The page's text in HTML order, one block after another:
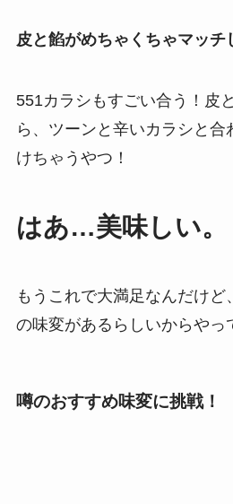
皮と餡がめちゃくちゃマッチ
551カラシもすごい合う！皮
ら、ツーンと辛いカラシと合
けちゃうやつ！
はあ…美味しい。
もうこれで大満足なんだけど
の味変があるらしいからやっ
噂のおすすめ味変に挑戦！